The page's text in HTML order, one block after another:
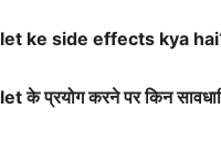
ke side effects kya
के प्रयोग करने पर किन